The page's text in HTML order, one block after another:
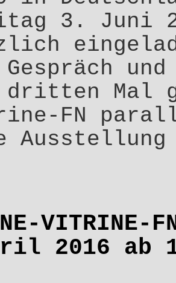
3. Juni
Gespräch
dritten
FN
VITRINE-
2016 ab